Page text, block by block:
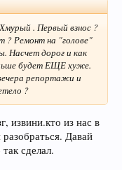
. Первый взнос ?
? Ремонт на "голове"
Насчет дорог и как
будет ЕЩЕ хуже.
репортажи и
?
извини.кто из нас в
Давай
сделал.